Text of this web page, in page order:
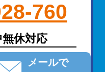
760
休対応
メールで